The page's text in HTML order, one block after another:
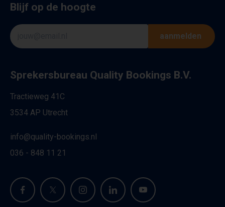
Blijf op de hoogte
aanmelden
Sprekersbureau Quality Bookings B.V.
Tractieweg 41C
3534 AP Utrecht
info@quality-bookings.nl
036 - 848 11 21